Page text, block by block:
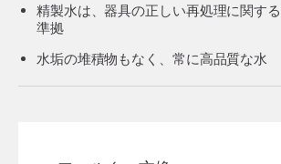
精製水は、器具の正しい再処理に関す
準拠
水垢の堆積物もなく、常に高品質な水